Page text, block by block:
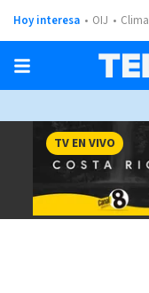
Hoy interesa OIJ Clima
TV EN VIVO